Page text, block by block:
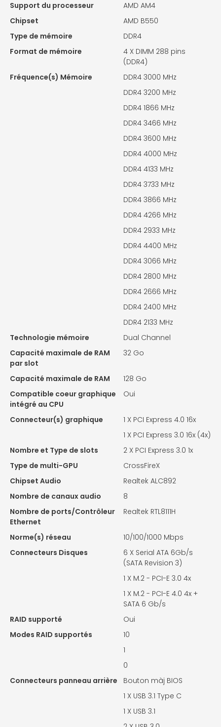
Support du processeur
AMD AM4
Chipset
AMD B550
Type de mémoire
DDR4
Format de mémoire
4 X DIMM 288 pins
(DDR4)
Fréquence(s) Mémoire
DDR4 3000 MHz
DDR4 3200 MHz
DDR4 1866 MHz
DDR4 3466 MHz
DDR4 3600 MHz
DDR4 4000 MHz
DDR4 4133 MHz
DDR4 3733 MHz
DDR4 3866 MHz
DDR4 4266 MHz
DDR4 2933 MHz
DDR4 4400 MHz
DDR4 3066 MHz
DDR4 2800 MHz
DDR4 2666 MHz
DDR4 2400 MHz
DDR4 2133 MHz
Technologie mémoire
Dual Channel
Capacité maximale de RAM
par slot
32 Go
Capacité maximale de RAM
128 Go
Compatible coeur graphique
intégré au CPU
Oui
Connecteur(s) graphique 1 X PCI Express 4.0 16x
1 X PCI Express 3.0 16x (4x)
Nombre et Type de slots
2 X PCI Express 3.0 1x
Type de multi-GPU
CrossFireX
Chipset Audio
Realtek ALC892
Nombre de canaux audio
8
Nombre de ports/Contrôleur
Ethernet
Realtek RTL8111H
Norme(s) réseau
10/100/1000 Mbps
Connecteurs Disques
6 X Serial ATA 6Gb/s
(SATA Revision 3)
1 X M.2 - PCI-E 3.0 4x
1 X M.2 - PCI-E 4.0 4x +
SATA 6 Gb/s
RAID supporté
Oui
Modes RAID supportés
10
1
0
Connecteurs panneau arrière
Bouton màj BIOS
1 X USB 3.1 Type C
1 X USB 3.1